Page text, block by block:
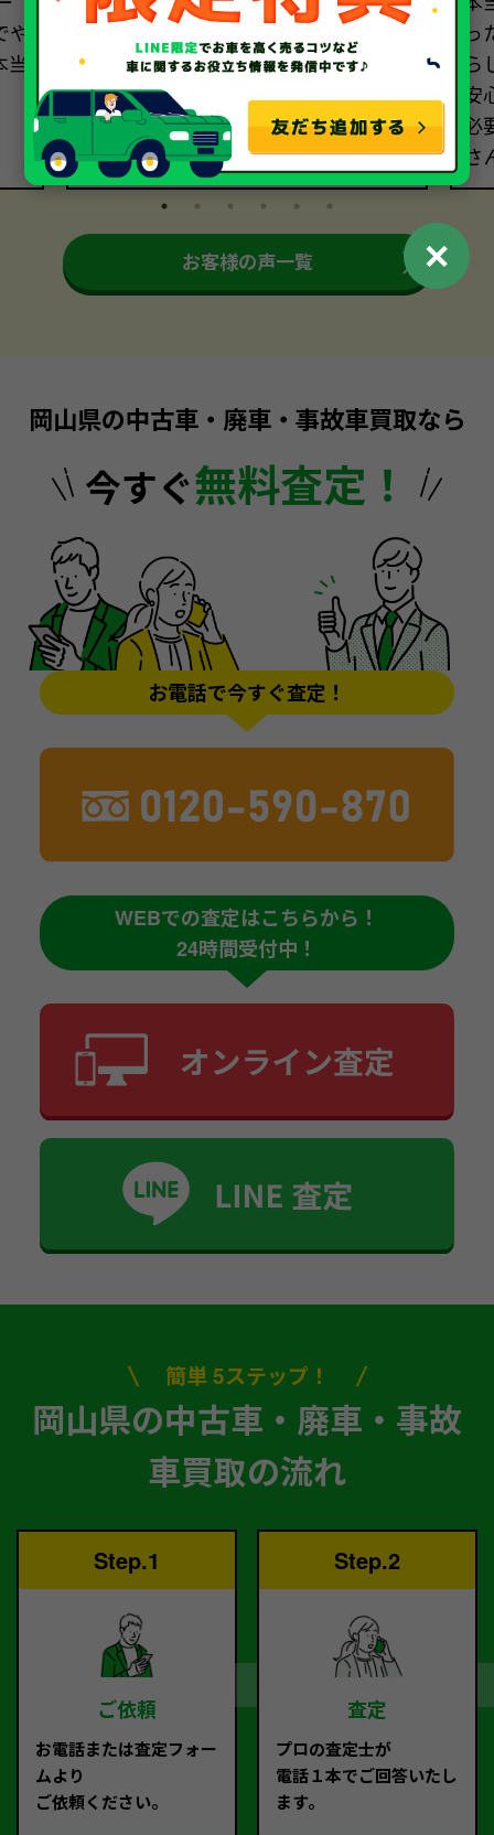
した。さらに、古い上に事故歴のあ
る車でしたが、快く買い取っていた
だき、大満足です。もちろん、事故は
避けたいですが、もしもの時はまた
お願いしたいです。
お客様の声一覧
岡山県の中古車・廃車・事故車買取なら
今すぐ無料査定！
お電話で今すぐ査定！
WEBでの査定はこちらから！
24時間受付中！
簡単 5ステップ！
岡山県の中古車・廃車・事故
車買取の流れ
Step.1
ご依頼
お電話または査定フォー
ムより
ご依頼ください。
Step.2
査定
プロの査定士が
電話１本でご回答いたし
ます。
✕